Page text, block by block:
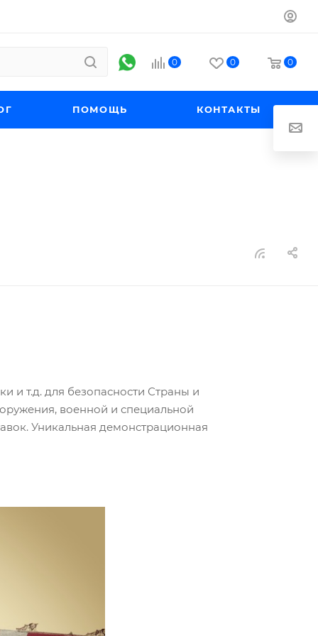
0 0 0
ПОМОЩЬ КОНТАКТЫ
и т.д. для безопасности Страны и
военной и специальной
Уникальная демонстрационная